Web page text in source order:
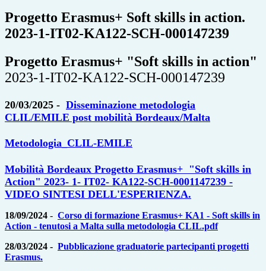
Progetto Erasmus+ Soft skills in action.
2023-1-IT02-KA122-SCH-000147239
Progetto Erasmus+ "Soft skills in action"
2023-1-IT02-KA122-SCH-000147239
20/03/2025 - Disseminazione metodologia
CLIL/EMILE post mobilità Bordeaux/Malta
Metodologia_CLIL-EMILE
Mobilità Bordeaux Progetto Erasmus+ "Soft skills in
Action" 2023- 1- IT02- KA122-SCH-0001147239 -
VIDEO SINTESI DELL'ESPERIENZA.
18/09/2024 - Corso di formazione Erasmus+ KA1 - Soft skills in
Action - tenutosi a Malta sulla metodologia CLIL.pdf
28/03/2024 - Pubblicazione graduatorie partecipanti progetti
Erasmus.